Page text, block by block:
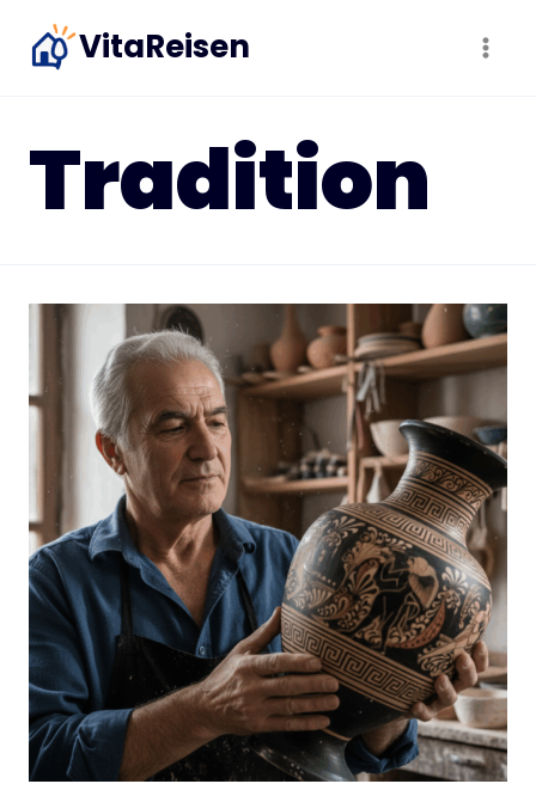
Inhalt
VitaReisen
Tradition